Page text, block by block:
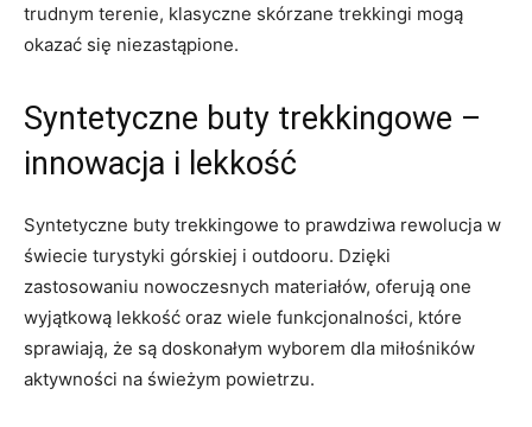
trudnym terenie, klasyczne skórzane trekkingi mogą
okazać się niezastąpione.
Syntetyczne buty trekkingowe –
innowacja i lekkość
Syntetyczne buty trekkingowe to prawdziwa rewolucja w
świecie turystyki górskiej i outdooru. Dzięki
zastosowaniu nowoczesnych materiałów, oferują one
wyjątkową lekkość oraz wiele funkcjonalności, które
sprawiają, że są doskonałym wyborem dla miłośników
aktywności na świeżym powietrzu.